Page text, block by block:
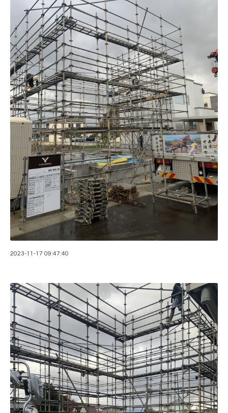
2023-11-17 09:47:40